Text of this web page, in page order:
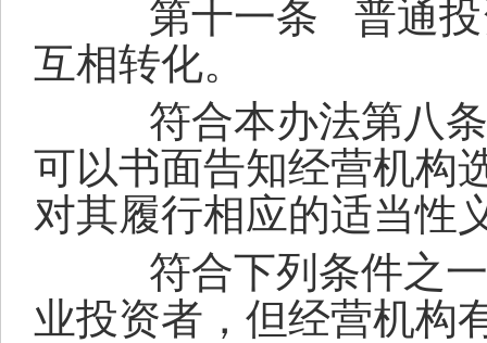
第十一条
普通
互相转化。
符合本办法第八
可以书面告知经营机构
对其履行相应的适当性
符合下列条件之一
业投资者，但经营机构